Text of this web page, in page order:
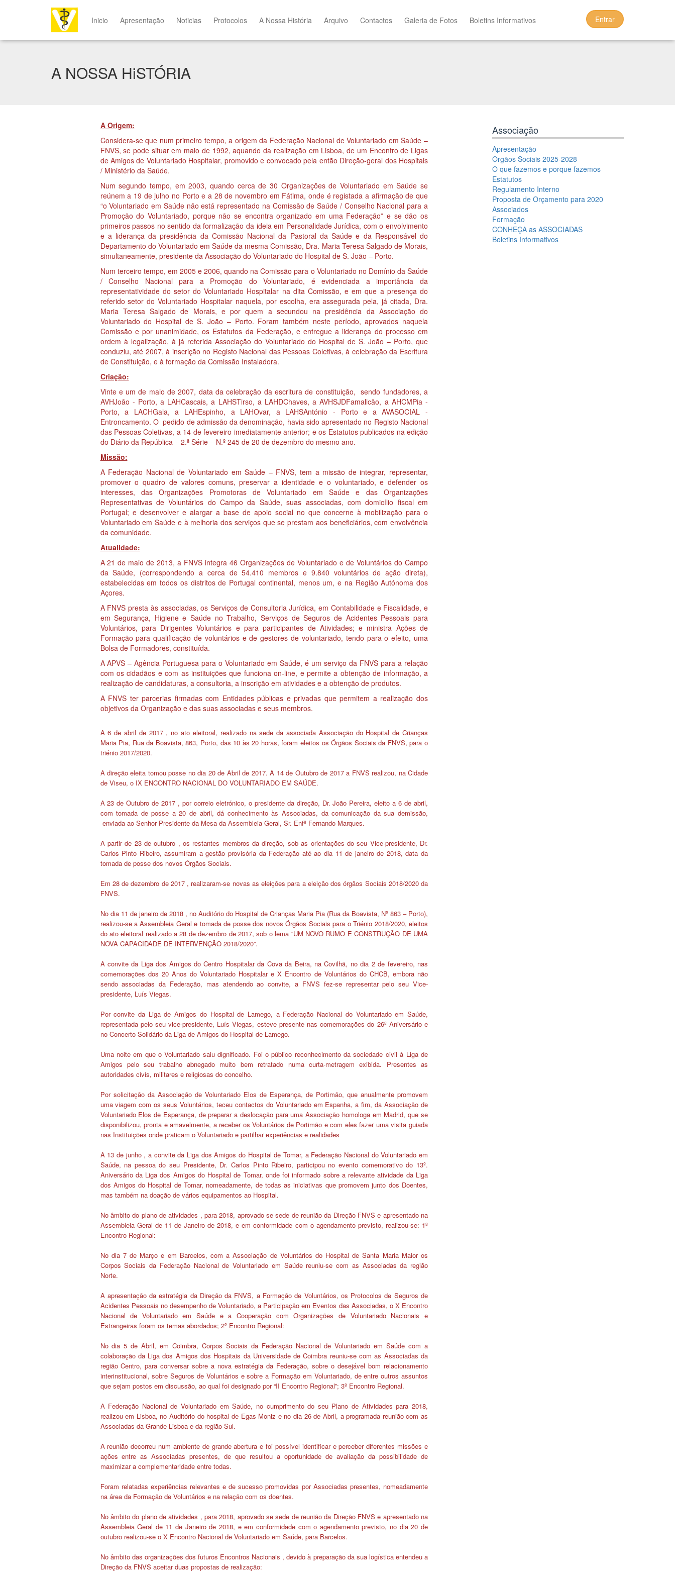
Inicio Apresentação Noticias Protocolos A Nossa História Arquivo Contactos Galeria de Fotos Boletins Informativos Entrar
A NOSSA HiSTÓRIA
A Origem:
Considera-se que num primeiro tempo, a origem da Federação Nacional de Voluntariado em Saúde –
FNVS, se pode situar em maio de 1992, aquando da realização em Lisboa, de um Encontro de Ligas
de Amigos de Voluntariado Hospitalar, promovido e convocado pela então Direção-geral dos Hospitais
/ Ministério da Saúde.
Num segundo tempo, em 2003, quando cerca de 30 Organizações de Voluntariado em Saúde se
reúnem a 19 de julho no Porto e a 28 de novembro em Fátima, onde é registada a afirmação de que
“o Voluntariado em Saúde não está representado na Comissão de Saúde / Conselho Nacional para a
Promoção do Voluntariado, porque não se encontra organizado em uma Federação” e se dão os
primeiros passos no sentido da formalização da ideia em Personalidade Jurídica, com o envolvimento
e a liderança da presidência da Comissão Nacional da Pastoral da Saúde e da Responsável do
Departamento do Voluntariado em Saúde da mesma Comissão, Dra. Maria Teresa Salgado de Morais,
simultaneamente, presidente da Associação do Voluntariado do Hospital de S. João – Porto.
Num terceiro tempo, em 2005 e 2006, quando na Comissão para o Voluntariado no Domínio da Saúde
/ Conselho Nacional para a Promoção do Voluntariado, é evidenciada a importância da
representatividade do setor do Voluntariado Hospitalar na dita Comissão, e em que a presença do
referido setor do Voluntariado Hospitalar naquela, por escolha, era assegurada pela, já citada, Dra.
Maria Teresa Salgado de Morais, e por quem a secundou na presidência da Associação do
Voluntariado do Hospital de S. João – Porto. Foram também neste período, aprovados naquela
Comissão e por unanimidade, os Estatutos da Federação, e entregue a liderança do processo em
ordem à legalização, à já referida Associação do Voluntariado do Hospital de S. João – Porto, que
conduziu, até 2007, à inscrição no Registo Nacional das Pessoas Coletivas, à celebração da Escritura
de Constituição, e à formação da Comissão Instaladora.
Criação:
Vinte e um de maio de 2007, data da celebração da escritura de constituição, sendo fundadores, a
AVHJoão - Porto, a LAHCascais, a LAHSTirso, a LAHDChaves, a AVHSJDFamalicão, a AHCMPia -
Porto, a LACHGaia, a LAHEspinho, a LAHOvar, a LAHSAntónio - Porto e a AVASOCIAL -
Entroncamento. O pedido de admissão da denominação, havia sido apresentado no Registo Nacional
das Pessoas Coletivas, a 14 de fevereiro imediatamente anterior; e os Estatutos publicados na edição
do Diário da República – 2.ª Série – N.º 245 de 20 de dezembro do mesmo ano.
Missão:
A Federação Nacional de Voluntariado em Saúde – FNVS, tem a missão de integrar, representar,
promover o quadro de valores comuns, preservar a identidade e o voluntariado, e defender os
interesses, das Organizações Promotoras de Voluntariado em Saúde e das Organizações
Representativas de Voluntários do Campo da Saúde, suas associadas, com domicílio fiscal em
Portugal; e desenvolver e alargar a base de apoio social no que concerne à mobilização para o
Voluntariado em Saúde e à melhoria dos serviços que se prestam aos beneficiários, com envolvência
da comunidade.
Atualidade:
A 21 de maio de 2013, a FNVS integra 46 Organizações de Voluntariado e de Voluntários do Campo
da Saúde, (correspondendo a cerca de 54.410 membros e 9.840 voluntários de ação direta),
estabelecidas em todos os distritos de Portugal continental, menos um, e na Região Autónoma dos
Açores.
A FNVS presta às associadas, os Serviços de Consultoria Jurídica, em Contabilidade e Fiscalidade, e
em Segurança, Higiene e Saúde no Trabalho, Serviços de Seguros de Acidentes Pessoais para
Voluntários, para Dirigentes Voluntários e para participantes de Atividades; e ministra Ações de
Formação para qualificação de voluntários e de gestores de voluntariado, tendo para o efeito, uma
Bolsa de Formadores, constituída.
A APVS – Agência Portuguesa para o Voluntariado em Saúde, é um serviço da FNVS para a relação
com os cidadãos e com as instituições que funciona on-line, e permite a obtenção de informação, a
realização de candidaturas, a consultoria, a inscrição em atividades e a obtenção de produtos.
A FNVS ter parcerias firmadas com Entidades públicas e privadas que permitem a realização dos
objetivos da Organização e das suas associadas e seus membros.
A 6 de abril de 2017 , no ato eleitoral, realizado na sede da associada Associação do Hospital de Crianças
Maria Pia, Rua da Boavista, 863, Porto, das 10 às 20 horas, foram eleitos os Órgãos Sociais da FNVS, para o
triénio 2017/2020.
A direção eleita tomou posse no dia 20 de Abril de 2017. A 14 de Outubro de 2017a FNVS realizou, na Cidade
de Viseu, o IX ENCONTRO NACIONAL DO VOLUNTARIADO EM SAÚDE.
A 23 de Outubro de 2017 , por correio eletrónico, o presidente da direção, Dr. João Pereira, eleito a 6 de abril,
com tomada de posse a 20 de abril,dá conhecimento às Associadas, da comunicação da sua demissão,
enviada ao Senhor Presidente da Mesa da Assembleia Geral, Sr. Enfº Fernando Marques.
A partir de 23 de outubro , os restantes membros da direção, sob as orientações do seu Vice-presidente, Dr.
Carlos Pinto Ribeiro, assumiram a gestão provisória da Federação até ao dia 11 de janeiro de 2018, data da
tomada de posse dos novos Órgãos Sociais.
Em 28 de dezembro de 2017 , realizaram-se novas as eleições para a eleição dos órgãos Sociais 2018/2020 da
FNVS.
No dia 11 de janeiro de 2018 , no Auditório do Hospital de Crianças Maria Pia (Rua da Boavista, Nº 863 – Porto),
realizou-se a Assembleia Geral e tomada de posse dos novos Órgãos Sociais para o Triénio 2018/2020, eleitos
do ato eleitoral realizado a 28 de dezembro de 2017, sob o lema “UM NOVO RUMO E CONSTRUÇÃO DE UMA
NOVA CAPACIDADE DE INTERVENÇÃO 2018/2020”.
A conviteda Liga dos Amigos do Centro Hospitalar da Cova da Beira, na Covilhã, no dia 2 de fevereiro, nas
comemorações dos 20 Anos do Voluntariado Hospitalar e X Encontro de Voluntários do CHCB, embora não
sendo associadas da Federação, mas atendendo ao convite, a FNVS fez-se representar pelo seu Vice-
presidente, Luís Viegas.
Por convite da Liga de Amigos do Hospital de Lamego, a Federação Nacional do Voluntariado em Saúde,
representada pelo seu vice-presidente, Luís Viegas, esteve presente nas comemorações do 26º Aniversário e
no Concerto Solidário da Liga de Amigos do Hospital de Lamego.
Uma noite em que o Voluntariado saiu dignificado. Foi o público reconhecimento da sociedade civil à Liga de
Amigos pelo seu trabalho abnegado muito bem retratado numa curta-metragem exibida. Presentes as
autoridades civis, militares e religiosas do concelho.
Por solicitação da Associação de Voluntariado Elos de Esperança, de Portimão, que anualmente promovem
uma viagem com os seus Voluntários, teceu contactos do Voluntariado em Espanha, a fim, da Associação de
Voluntariado Elos de Esperança, de preparar a deslocação para uma Associação homologa em Madrid, que se
disponibilizou, pronta e amavelmente, a receber os Voluntários de Portimão e com eles fazer uma visita guiada
nas Instituições onde praticam o Voluntariado e partilhar experiências e realidades
A 13 de junho , a convite da Liga dos Amigos do Hospital de Tomar, a Federação Nacional do Voluntariado em
Saúde, na pessoa do seu Presidente, Dr. Carlos Pinto Ribeiro, participou no evento comemorativo do 13º.
Aniversário da Liga dos Amigos do Hospital de Tomar, onde foi informado sobre a relevante atividade da Liga
dos Amigos do Hospital de Tomar, nomeadamente, de todas as iniciativas que promovem junto dos Doentes,
mas também na doação de vários equipamentos ao Hospital.
No âmbito do plano de atividades , para 2018, aprovado se sede de reunião da Direção FNVS e apresentado na
Assembleia Geral de 11 de Janeiro de 2018, e em conformidade com o agendamento previsto, realizou-se: 1º
Encontro Regional:
No dia 7 de Março e em Barcelos, com a Associação de Voluntários do Hospital de Santa Maria Maior os
Corpos Sociais da Federação Nacional de Voluntariado em Saúde reuniu-se com as Associadas da região
Norte.
A apresentação da estratégia da Direção da FNVS, a Formação de Voluntários, os Protocolos de Seguros de
Acidentes Pessoais no desempenho de Voluntariado, a Participação em Eventos das Associadas, o X Encontro
Nacional de Voluntariado em Saúde e a Cooperação com Organizações de Voluntariado Nacionais e
Estrangeiras foram os temas abordados; 2º Encontro Regional:
No dia 5 de Abril, em Coimbra, Corpos Sociais da Federação Nacional de Voluntariado em Saúde com a
colaboração da Liga dos Amigos dos Hospitais da Universidade de Coimbra reuniu-se com as Associadas da
região Centro, para conversar sobre a nova estratégia da Federação, sobre o desejável bom relacionamento
interinstitucional, sobre Seguros de Voluntários e sobre a Formação em Voluntariado, de entre outros assuntos
que sejam postos em discussão, ao qual foi designado por “II Encontro Regional”; 3º Encontro Regional.
A Federação Nacional de Voluntariado em Saúde, no cumprimento do seu Plano de Atividades para 2018,
realizou em Lisboa, no Auditório do hospital de Egas Moniz e no dia 26 de Abril, a programada reunião com as
Associadas da Grande Lisboa e da região Sul.
A reunião decorreu num ambiente de grande abertura e foi possível identificar e perceber diferentes missões e
ações entre as Associadas presentes, de que resultou a oportunidade de avaliação da possibilidade de
maximizar a complementaridade entre todas.
Foram relatadas experiências relevantes e de sucesso promovidas por Associadas presentes, nomeadamente
na área da Formação de Voluntários e na relação com os doentes.
No âmbito do plano de atividades , para 2018, aprovado se sede de reunião da Direção FNVS e apresentado na
Assembleia Geral de 11 de Janeiro de 2018, e em conformidade com o agendamento previsto, no dia 20 de
outubro realizou-se o X Encontro Nacional de Voluntariado em Saúde, para Barcelos.
No âmbito das organizações dos futuros Encontros Nacionais , devido à preparação da sua logística entendeu a
Direção da FNVS aceitar duas propostas de realização:
Associação
Apresentação
Orgãos Sociais 2025-2028
O que fazemos e porque fazemos
Estatutos
Regulamento Interno
Proposta de Orçamento para 2020
Associados
Formação
CONHEÇA as ASSOCIADAS
Boletins Informativos